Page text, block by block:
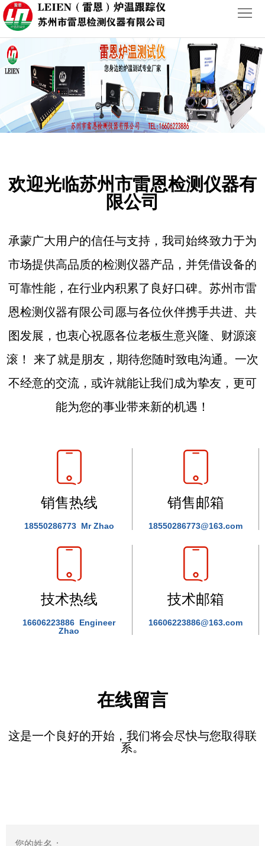
首
ABOUT
PRODUCTS
NEWS
CONTACT
欢迎光临苏州市雷恩检测仪器有
限公司
承蒙广大用户的信任与支持，我司始终致力于为
市场提供高品质的检测仪器产品，并凭借设备的
可靠性能，在行业内积累了良好口碑。苏州市雷
恩检测仪器有限公司愿与各位伙伴携手共进、共
图发展，也衷心祝愿各位老板生意兴隆、财源滚
滚！ 来了就是朋友，期待您随时致电沟通。一次
不经意的交流，或许就能让我们成为挚友，更可
能为您的事业带来新的机遇！
销售热线
18550286773 Mr Zhao
销售邮箱
18550286773@163.com
技术热线
16606223886 Engineer
Zhao
技术邮箱
16606223886@163.com
在线留言
这是一个良好的开始，我们将会尽快与您取得联
系。